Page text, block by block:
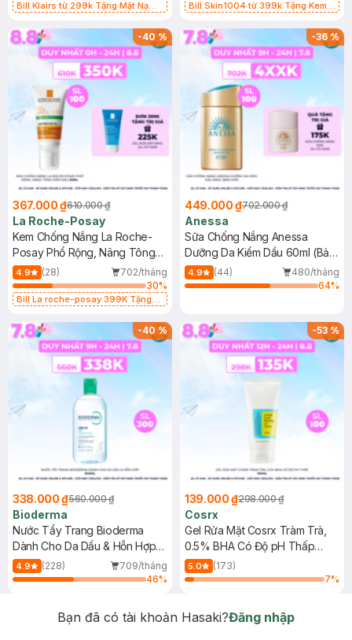
Bill Klairs từ 299k Tặng Mặt Nạ
25ml (SL Có Hạn)
Bill Skin1004 từ 399k Tặng Kem
SPF 50+ 20ml (SL Có Hạn)
-40%
367.000 ₫610.000 ₫
La Roche-Posay
Kem Chống Nắng La Roche-
Posay Phổ Rộng, Nâng Tông
Kiềm Dầu 50ml
4.9 (28)
702/tháng
30%
Bill La roche-posay 399K Tặng
(SL có hạn)
-36%
449.000 ₫702.000 ₫
Anessa
Sữa Chống Nắng Anessa
Dưỡng Da Kiềm Dầu 60ml (Bản
Mới)
4.9 (44)
480/tháng
64%
-40%
338.000 ₫560.000 ₫
Bioderma
Nước Tẩy Trang Bioderma
Dành Cho Da Dầu & Hỗn Hợp
500ml
4.9 (228)
709/tháng
46%
-53%
139.000 ₫298.000 ₫
Cosrx
Gel Rửa Mặt Cosrx Tràm Trà,
0.5% BHA Có Độ pH Thấp
150ml
5.0
(173)
7%
Bạn đã có tài khoản Hasaki?Đăng nhập